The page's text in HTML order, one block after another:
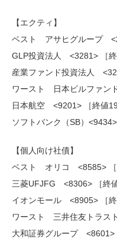
【エクティ】
ベスト アサヒグループ
GLP投資法人 <3281> ［
産業ファンド投資法人
ワースト 日本ビルファン
日本航空 <9201> ［終値
ソフトバンク（SB）
【個人向け社債】
ベスト オリコ <8585> ［
三菱UFJFG <8306> ［終
イオンモール <8905> ［
ワースト 三井住友トラス
大和証券グループ <8601>